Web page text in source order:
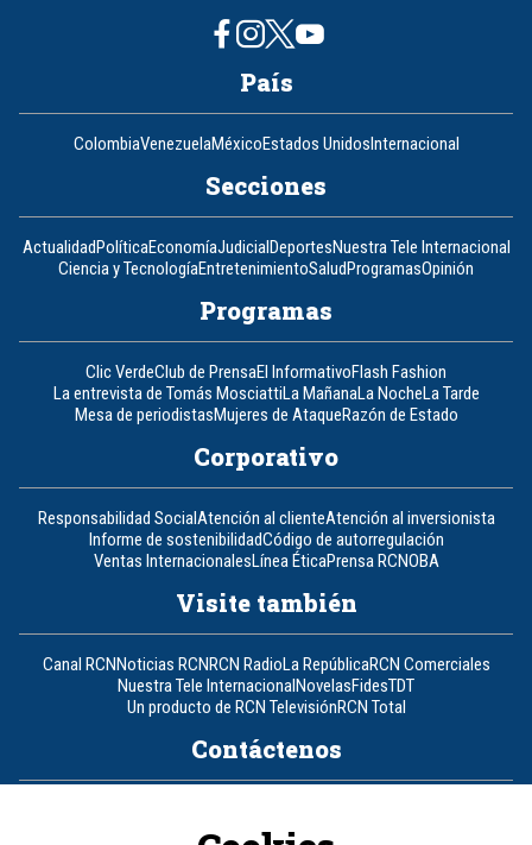
País
ColombiaVenezuelaMéxicoEstados Unidos Internacional
Secciones
Actualidad PolíticaEconomíaJudicial DeportesNuestra Tele Internacional
Ciencia y TecnologíaEntretenimientoSalud ProgramasOpinión
Programas
Clic VerdeClub de PrensaEl InformativoFlash Fashion
La entrevista de Tomás MosciattiLa MañanaLa NocheLa Tarde
Mesa de periodistasMujeres de AtaqueRazón de Estado
Corporativo
Responsabilidad SocialAtención al clienteAtención al inversionista
Informe de sostenibilidadCódigo de autorregulación
Ventas InternacionalesLínea ÉticaPrensa RCNOBA
Visite también
Canal RCN Noticias RCN RCN RadioLa RepúblicaRCN Comerciales
Nuestra Tele Internacional NovelasFidesTDT
Un producto de RCN TelevisiónRCN Total
Contáctenos